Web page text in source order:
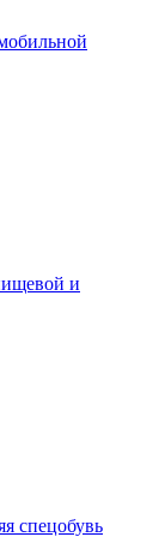
и
спецобувь